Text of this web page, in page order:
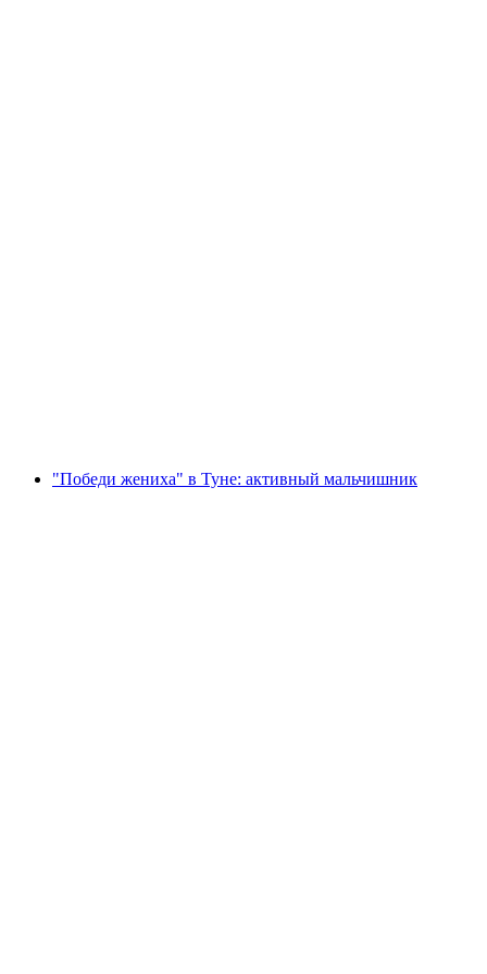
"Победи жениха" в Туне: активный мальчишник